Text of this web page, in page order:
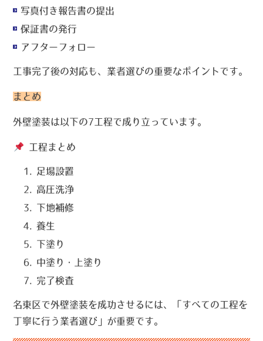
写真付き報告書の提出
保証書の発行
アフターフォロー
工事完了後の対応も、業者選びの重要なポイントです。
まとめ
外壁塗装は以下の7工程で成り立っています。
工程まとめ
足場設置
高圧洗浄
下地補修
養生
下塗り
中塗り・上塗り
完了検査
名東区で外壁塗装を成功させるには、「すべての工程を
丁寧に行う業者選び」が重要です。